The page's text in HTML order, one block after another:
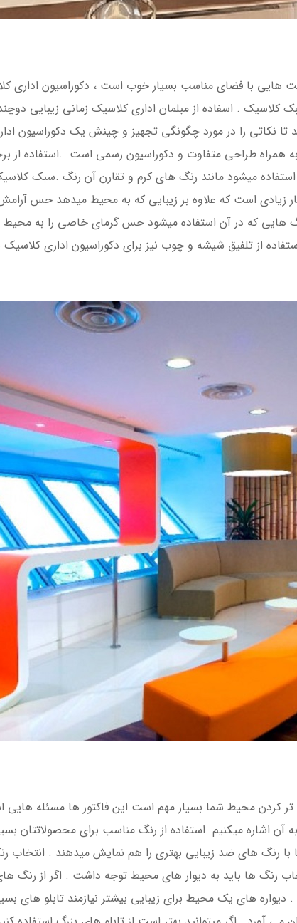
هایی با فضای مناسب بسیار خوب است ، دکوراسیون
. اسفاده از مبلمان اداری کلاسیک زمانی زیبایی
تا نکاتی را در مورد چگونگی تجهیز و چینش یک دکوراسیون
همراه طراحی متفاوت و دکوراسیون رسمی است .استفاده از
میشود مانند رنگ های کرم و تقارن آن رنگ .سبک
است که علاوه بر زیبایی که به محیط میدهد حس
هایی که در آن استفاده میشود حس گرمای خاصی را به
از تلفیق شیشه و چوب نیز برای دکوراسیون اداری کلاسیک
تر کردن محیط شما بسیار مهم است این فاکتور ها مسئله
آن اشاره میکنیم .استفاده از رنگ مناسب برای محصولاتتان
با رنگ های ضد زیبایی بهتری را هم نمایش میدهند .
ها باید به دیوار های محیط توجه داشت . اگر از رنگ های
های یک محیط برای زیبایی بیشتر نیازمند تابلو های